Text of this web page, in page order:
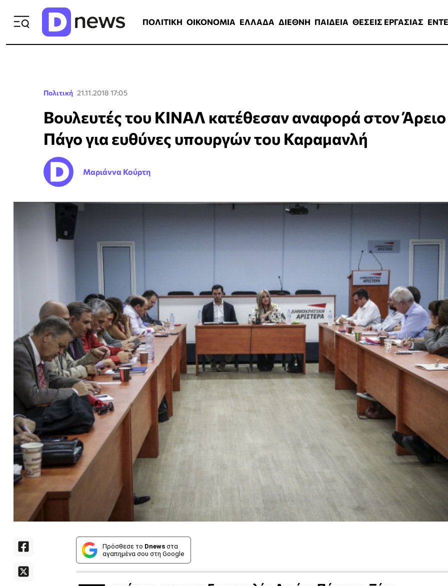
ΠΟΛΙΤΙΚΗ ΟΙΚΟΝΟΜΙΑ ΕΛΛΑΔΑ ΔΙΕΘΝΗ ΠΑΙΔΕΙΑ ΘΕΣΕΙΣ ΕΡΓΑΣΙΑΣ
Πολιτική 21.11.2018 17:05
Βουλευτές του ΚΙΝΑΛ κατέθεσαν αναφορά στον Άρειο
Πάγο για ευθύνες υπουργών του Καραμανλή
Μαριάννα Κούρτη
Πρόσθεσε το Dnews στα
αγαπημένα σου στη Google